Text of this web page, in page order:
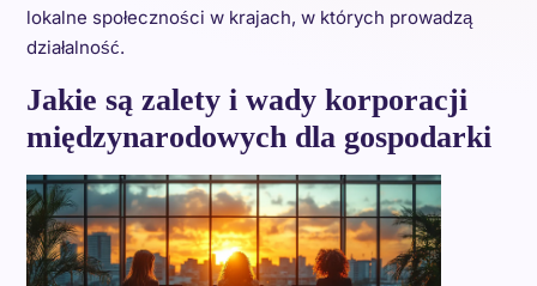
lokalne społeczności w krajach, w których prowadzą
działalność.
Jakie są zalety i wady korporacji
międzynarodowych dla gospodarki